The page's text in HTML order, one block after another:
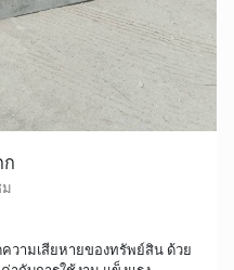
ก
วามเสียหายของทรัพย์สิน ด้วย